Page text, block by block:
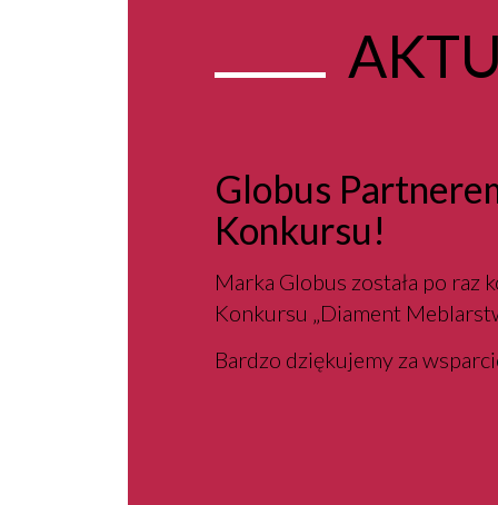
Globus
Konkursu!
Marka Globus została po
Konkursu „Diament
Bardzo dziękujemy za